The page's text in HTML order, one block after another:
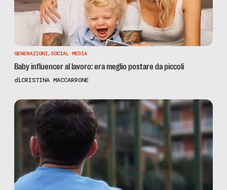
GENERAZIONI, SOCIAL MEDIA
Baby influencer al lavoro: era meglio postare da piccoli
diCRISTINA MACCARRONE